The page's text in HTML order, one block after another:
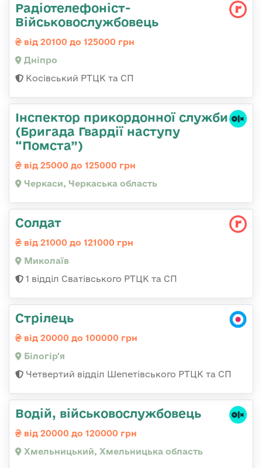
Радіотелефоніст-
Військовослужбовець
від 20100 до 125000 грн
Дніпро
Косівський РТЦК та СП
Інспектор прикордонної служби
(Бригада Гвардії наступу
“Помста”)
від 25000 до 125000 грн
Черкаси, Черкаська область
Солдат
від 21000 до 121000 грн
Миколаїв
1 відділ Сватівського РТЦК та СП
Стрілець
від 20000 до 100000 грн
Білогір'я
Четвертий відділ Шепетівського РТЦК та СП
Водій, військовослужбовець
від 20000 до 120000 грн
Хмельницький, Хмельницька область